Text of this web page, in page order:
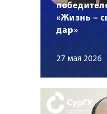
«Жизнь –
дар»
27 мая 2026